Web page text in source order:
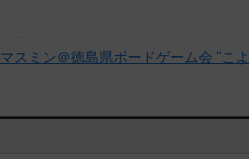
マスミン＠徳島県ボードゲーム会 "こ